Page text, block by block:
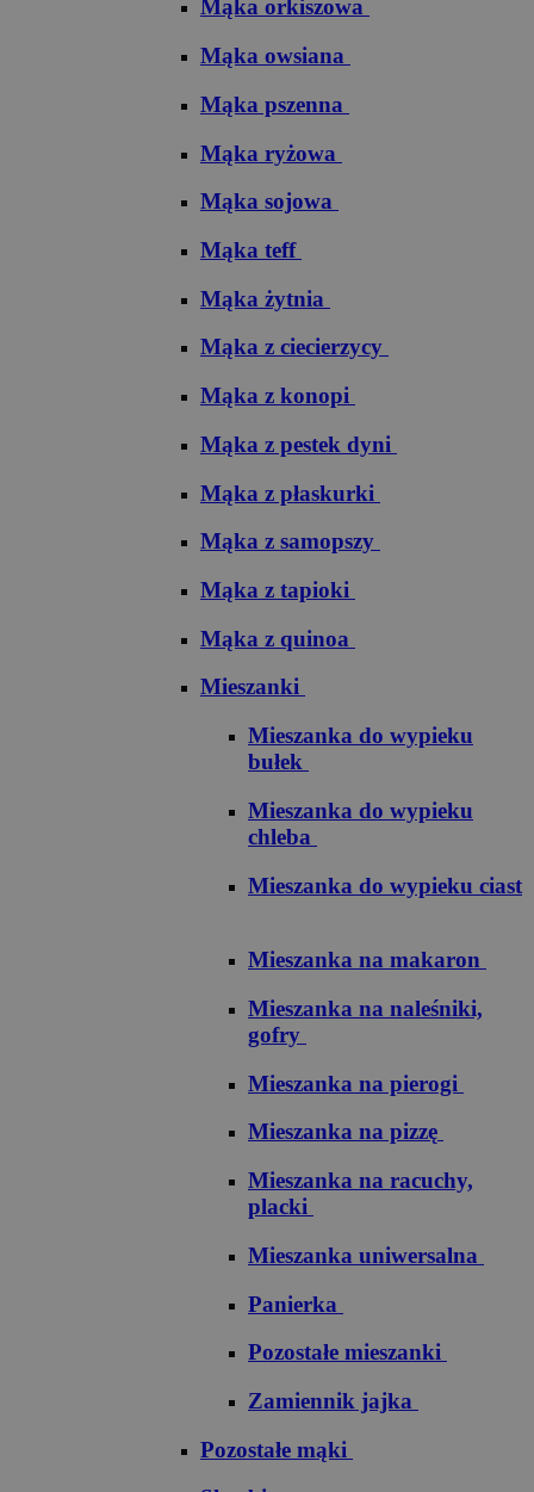
Mąka orkiszowa
Mąka owsiana
Mąka pszenna
Mąka ryżowa
Mąka sojowa
Mąka teff
Mąka żytnia
Mąka z ciecierzycy
Mąka z konopi
Mąka z pestek dyni
Mąka z płaskurki
Mąka z samopszy
Mąka z tapioki
Mąka z quinoa
Mieszanki
Mieszanka do wypieku
bułek
Mieszanka do wypieku
chleba
Mieszanka do wypieku ciast
Mieszanka na makaron
Mieszanka na naleśniki,
gofry
Mieszanka na pierogi
Mieszanka na pizzę
Mieszanka na racuchy,
placki
Mieszanka uniwersalna
Panierka
Pozostałe mieszanki
Zamiennik jajka
Pozostałe mąki